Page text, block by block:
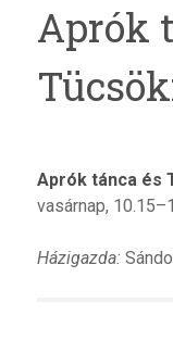
Aprók
Aprók tánca és
vasárnap,
Házigazda: